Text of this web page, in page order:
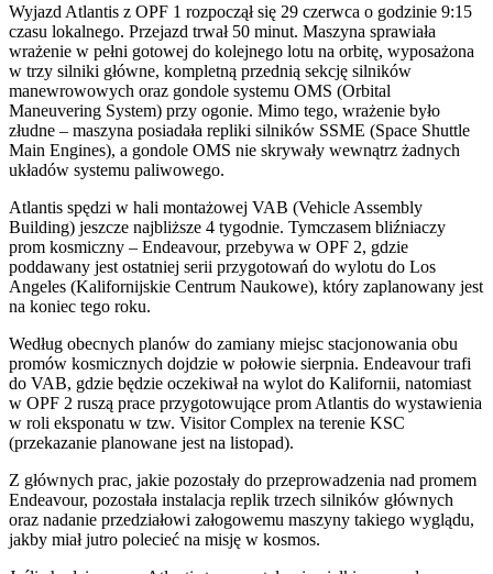
Wyjazd Atlantis z OPF 1 rozpoczął się 29 czerwca o godzinie 9:15
czasu lokalnego. Przejazd trwał 50 minut. Maszyna sprawiała
wrażenie w pełni gotowej do kolejnego lotu na orbitę, wyposażona
w trzy silniki główne, kompletną przednią sekcję silników
manewrowowych oraz gondole systemu OMS (Orbital
Maneuvering System) przy ogonie. Mimo tego, wrażenie było
złudne – maszyna posiadała repliki silników SSME (Space Shuttle
Main Engines), a gondole OMS nie skrywały wewnątrz żadnych
układów systemu paliwowego.
Atlantis spędzi w hali montażowej VAB (Vehicle Assembly
Building) jeszcze najbliższe 4 tygodnie. Tymczasem bliźniaczy
prom kosmiczny – Endeavour, przebywa w OPF 2, gdzie
poddawany jest ostatniej serii przygotowań do wylotu do Los
Angeles (Kalifornijskie Centrum Naukowe), który zaplanowany jest
na koniec tego roku.
Według obecnych planów do zamiany miejsc stacjonowania obu
promów kosmicznych dojdzie w połowie sierpnia. Endeavour trafi
do VAB, gdzie będzie oczekiwał na wylot do Kalifornii, natomiast
w OPF 2 ruszą prace przygotowujące prom Atlantis do wystawienia
w roli eksponatu w tzw. Visitor Complex na terenie KSC
(przekazanie planowane jest na listopad).
Z głównych prac, jakie pozostały do przeprowadzenia nad promem
Endeavour, pozostała instalacja replik trzech silników głównych
oraz nadanie przedziałowi załogowemu maszyny takiego wyglądu,
jakby miał jutro polecieć na misję w kosmos.